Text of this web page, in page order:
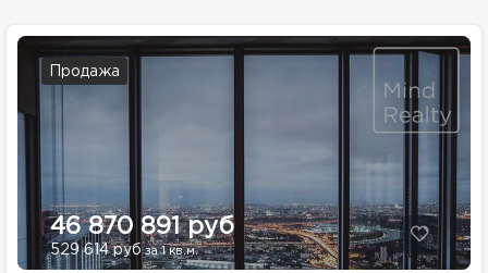
Продажа
46 870 891 руб
529 614 руб за 1 кв.м.